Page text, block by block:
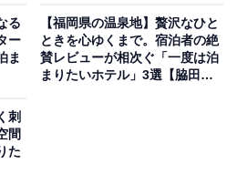
の歴史ある旅館です。「万代
」の2種類の源泉を引き、6つの
ます。天然温泉内風呂付や露
料理も魅力です。館内には花
り、温泉街の中心である湯畑
便利な立地も特徴です。
る
ー
ま
【福岡県の温泉地】贅沢なひと
ときを心ゆくまで。宿泊者の絶
賛レビューが相次ぐ「一度は泊
まりたいホテル」3選【脇田温
刺
間
た